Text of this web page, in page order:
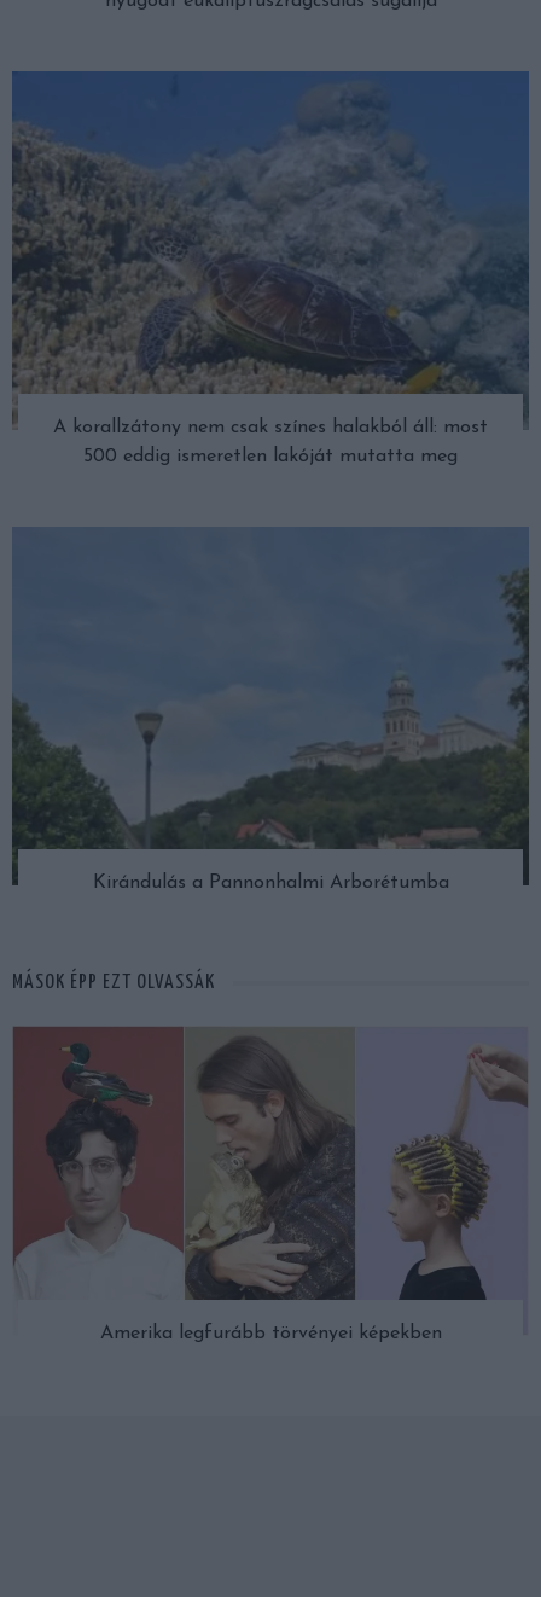
A korallzátony nem csak színes halakból áll: most
500 eddig ismeretlen lakóját mutatta meg
Kirándulás a Pannonhalmi Arborétumba
MÁSOK ÉPP EZT OLVASSÁK
Amerika legfurább törvényei képekben